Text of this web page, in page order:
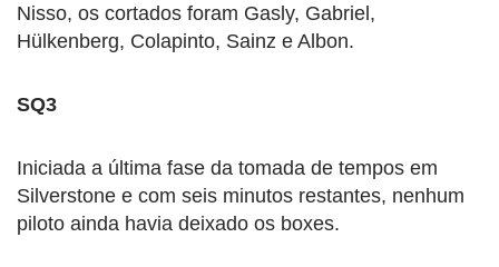
Nisso, os cortados foram Gasly, Gabriel,
Hülkenberg, Colapinto, Sainz e Albon.
SQ3
Iniciada a última fase da tomada de tempos em
Silverstone e com seis minutos restantes, nenhum
piloto ainda havia deixado os boxes.